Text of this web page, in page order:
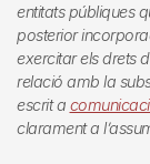
entitats públiques
posterior
exercitar els drets
relació amb la
escrit a
clarament a